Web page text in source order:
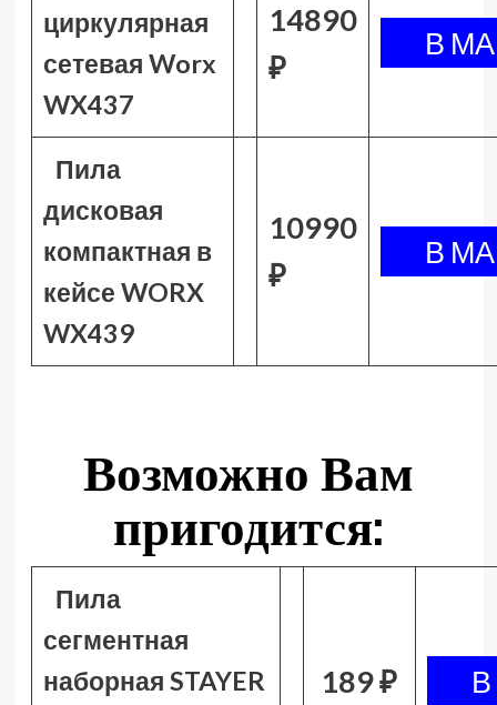
циркулярная
сетевая Worx
WX437
14890
₽
Пила
дисковая
компактная в
кейсе WORX
WX439
10990
₽
Возможно Вам
пригодится:
Пила
сегментная
наборная STAYER
189 ₽